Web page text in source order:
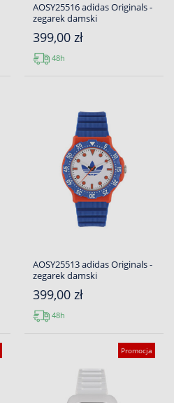
AOSY25516 adidas Originals -
zegarek damski
399,00 zł
48h
AOSY25513 adidas Originals -
zegarek damski
399,00 zł
48h
Promocja